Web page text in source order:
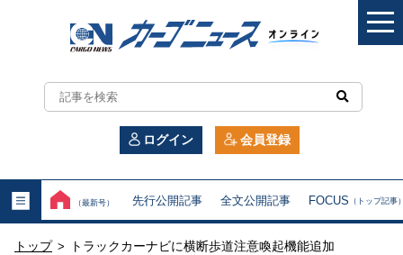
カ
ー
ニ
ュ
ログイン 会員登録
（最新号） 先行公開記事 全文公開記事 FOCUS （トップ記事
トップ > トラックカーナビに横断歩道注意喚起機能追加